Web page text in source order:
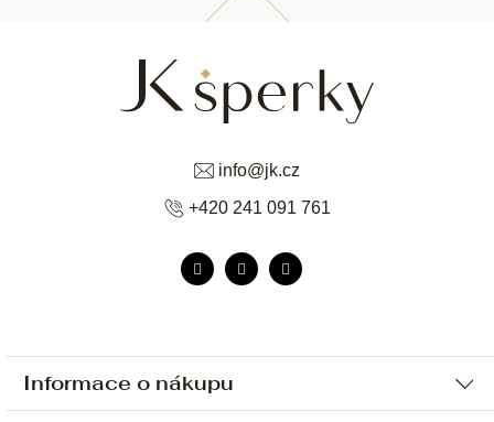
Informace o nákupu
info@jk.cz
+420 241 091 761